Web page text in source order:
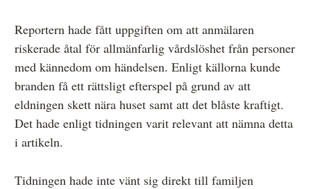
Reportern hade fått uppgiften om att anmälaren
riskerade åtal för allmänfarlig vårdslöshet från personer
med kännedom om händelsen. Enligt källorna kunde
branden få ett rättsligt efterspel på grund av att
eldningen skett nära huset samt att det blåste kraftigt.
Det hade enligt tidningen varit relevant att nämna detta
i artikeln.
Tidningen hade inte vänt sig direkt till familjen